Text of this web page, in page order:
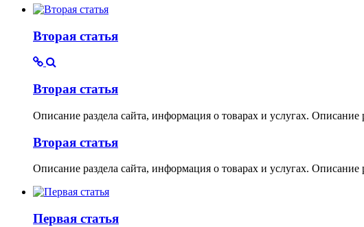
Вторая статья
Вторая статья
Описание раздела сайта, информация о товарах и услугах.
Вторая статья
Описание раздела сайта, информация о товарах и услугах.
Первая статья